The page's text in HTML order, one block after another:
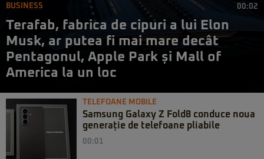
BUSINESS 00:02
Terafab, fabrica de cipuri a lui Elon
Musk, ar putea fi mai mare decât
Pentagonul, Apple Park și Mall of
America la un loc
TELEFOANE MOBILE
Samsung Galaxy Z Fold8 conduce noua
generație de telefoane pliabile
00:01